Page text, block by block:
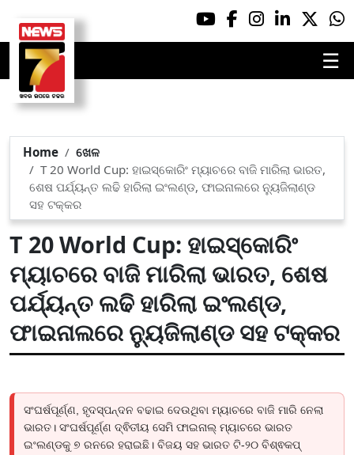
☰
Home
ଖେଳ
T 20 World Cup: ହାଇସ୍କୋରିଂ ମ୍ୟାଚରେ ବାଜି ମାରିଲା ଭାରତ,
ଶେଷ ପର୍ଯ୍ୟନ୍ତ ଲଢି ହାରିଲା ଇଂଲଣ୍ଡ, ଫାଇନାଲରେ ନ୍ୟୁଜିଲାଣ୍ଡ
ସହ ଟକ୍କର
T 20 World Cup: ହାଇସ୍କୋରିଂ
ମ୍ୟାଚରେ ବାଜି ମାରିଲା ଭାରତ, ଶେଷ
ପର୍ଯ୍ୟନ୍ତ ଲଢି ହାରିଲା ଇଂଲଣ୍ଡ,
ଫାଇନାଲରେ ନ୍ୟୁଜିଲାଣ୍ଡ ସହ ଟକ୍କର
ସଂଘର୍ଷପୂର୍ଣ୍ଣ, ହୃଦସ୍ପନ୍ଦନ ବଢାଇ ଦେଉଥିବା ମ୍ୟାଚରେ ବାଜି ମାରି ନେଲା
ଭାରତ। ସଂଘର୍ଷପୂର୍ଣ୍ଣ ଦ୍ଵିତୀୟ ସେମି ଫାଇନାଲ୍ ମ୍ୟାଚରେ ଭାରତ
ଇଂଲଣ୍ଡକୁ ୭ ରନରେ ହରାଇଛି। ବିଜୟ ସହ ଭାରତ ଟି-୨୦ ବିଶ୍ଵକପ୍